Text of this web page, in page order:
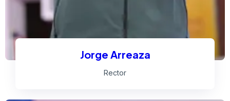
Jorge Arreaza
Rector